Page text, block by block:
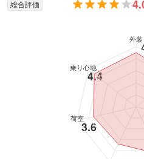
総合評価
外装
荷室
3.6
乗り心地
4.4